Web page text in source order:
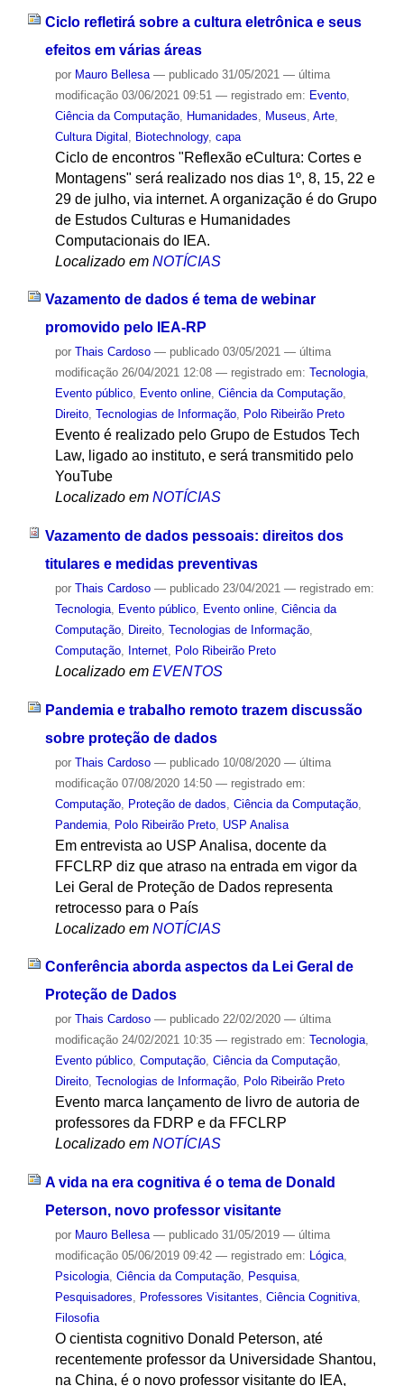
Ciclo refletirá sobre a cultura eletrônica e seus
efeitos em várias áreas
por Mauro Bellesa — publicado31/05/2021 — última
modificação03/06/2021 09:51 — registrado em: Evento,
Ciência da Computação, Humanidades Museus Arte,
Cultura Digital
Biotechnology, capa
Ciclo de encontros "Reflexão eCultura: Cortes e
Montagens" será realizado nos dias 1º, 8, 15, 22 e
29 de julho, via internet. A organização é do Grupo
de Estudos Culturas e Humanidades
Computacionais do IEA.
Localizado em NOTÍCIAS
Vazamento de dados é tema de webinar
promovido pelo IEA-RP
por Thais Cardoso — publicado03/05/2021 — última
modificação26/04/2021 12:08 — registrado em: Tecnologia,
Evento público, Evento online, Ciência da Computação,
Direito, Tecnologias de Informação, Polo Ribeirão Preto
Evento é realizado pelo Grupo de Estudos Tech
Law, ligado ao instituto, e será transmitido pelo
YouTube
Localizado em NOTÍCIAS
Vazamento de dados pessoais: direitos dos
titulares e medidas preventivas
por Thais Cardoso — publicado23/04/2021 — registrado em:
Tecnologia, Evento público, Evento online, Ciência da
Computação, Direito, Tecnologias de Informação,
Computação, Internet, Polo Ribeirão Preto
Localizado em EVENTOS
Pandemia e trabalho remoto trazem discussão
sobre proteção de dados
por Thais Cardoso — publicado10/08/2020 — última
modificação07/08/2020 14:50 — registrado em:
Computação, Proteção de dados Ciência da Computação,
Pandemia, Polo Ribeirão Preto, USP Analisa
Em entrevista ao USP Analisa, docente da
FFCLRP diz que atraso na entrada em vigor da
Lei Geral de Proteção de Dados representa
retrocesso para o País
Localizado em NOTÍCIAS
Conferência aborda aspectos da Lei Geral de
Proteção de Dados
por Thais Cardoso — publicado22/02/2020 — última
modificação24/02/2021 10:35 — registrado em: Tecnologia,
Evento público, Computação, Ciência da Computação,
Direito, Tecnologias de Informação, Polo Ribeirão Preto
Evento marca lançamento de livro de autoria de
professores da FDRP e da FFCLRP
Localizado em NOTÍCIAS
A vida na era cognitiva é o tema de Donald
Peterson, novo professor visitante
por Mauro Bellesa — publicado31/05/2019 — última
modificação05/06/2019 09:42 — registrado em: Lógica,
Psicologia, Ciência da Computação, Pesquisa,
Pesquisadores, Professores Visitantes, Ciência Cognitiva,
Filosofia
O cientista cognitivo Donald Peterson, até
recentemente professor da Universidade Shantou,
na China, é o novo professor visitante do IEA,